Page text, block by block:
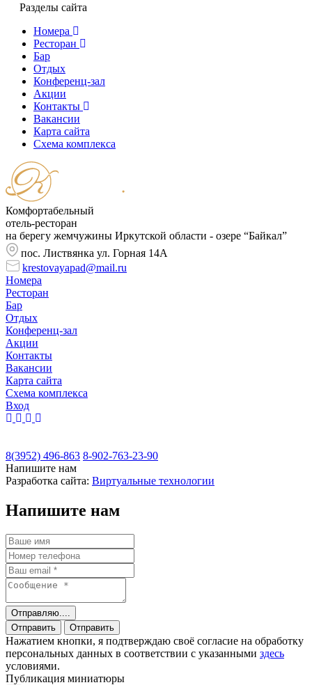
Разделы сайта
Номера
Ресторан
Бар
Отдых
Конференц-зал
Акции
Контакты
Вакансии
Карта сайта
Cхема комплекса
Комфортабельный
отель-ресторан
на берегу жемчужины Иркутской области - озере “Байкал”
пос. Листвянка ул. Горная 14А
krestovayapad@mail.ru
Номера
Ресторан
Бар
Отдых
Конференц-зал
Акции
Контакты
Вакансии
Карта сайта
Cхема комплекса
Вход
8(3952) 496-863 8-902-763-23-90
Напишите нам
Разработка сайта: Виртуальные технологии
Напишите нам
Отправляю....
Отправить
Отправить
Нажатием кнопки, я подтверждаю своё согласие на обработку
персональных данных в соответствии с указанными здесь
условиями.
Публикация миниатюры